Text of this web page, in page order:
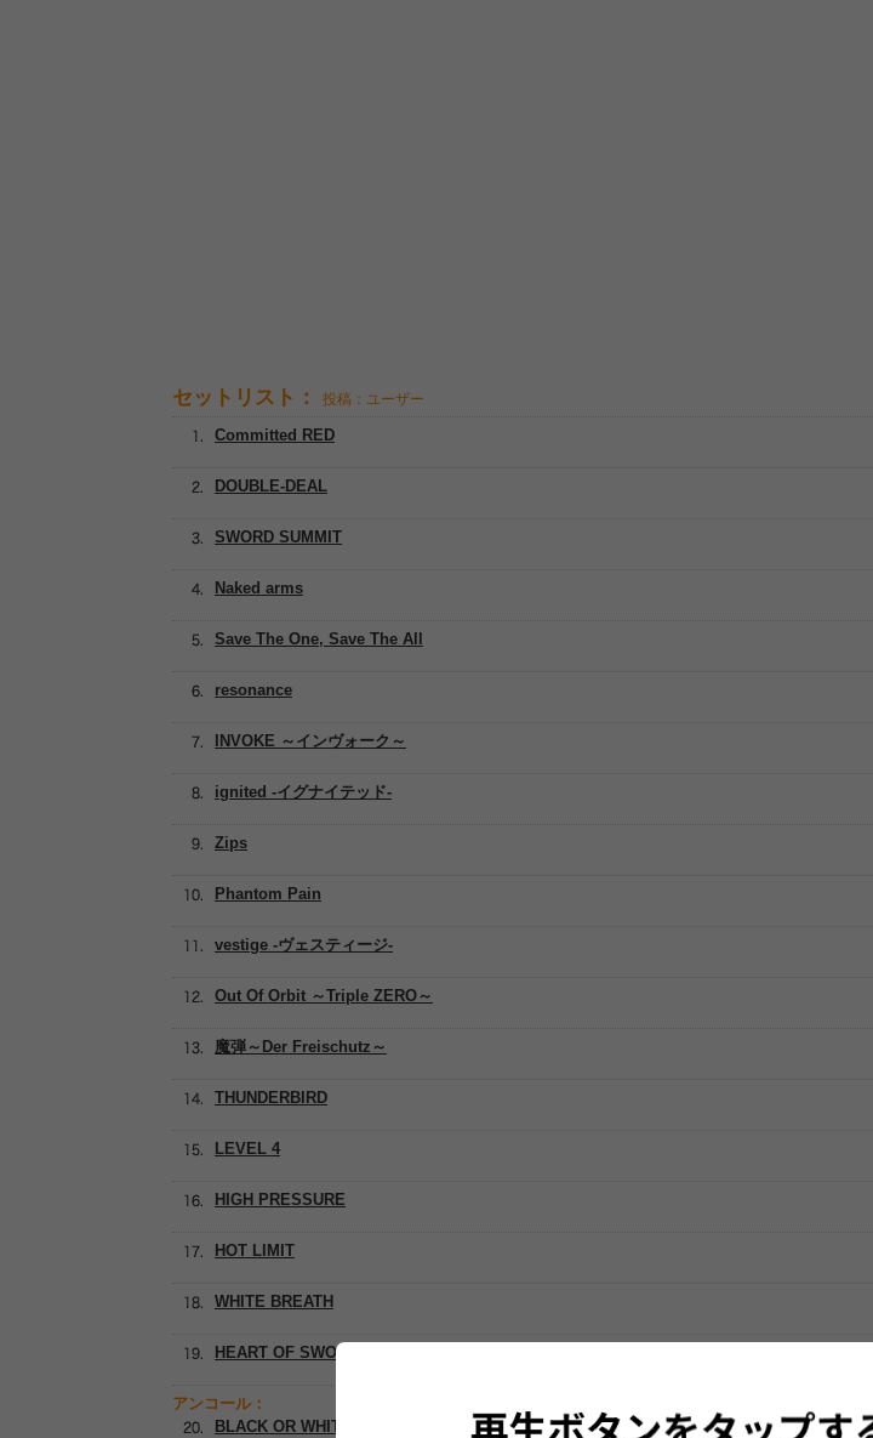
セットリスト： 投稿：ユーザー
resonance
Zips
Naked arms
SWORD SUMMIT
Save The One, Save The All
Committed RED
INVOKE ～インヴォーク～
ignited -イグナイテッド-
DOUBLE-DEAL
Phantom Pain
vestige -ヴェスティージ-
Out Of Orbit ～Triple ZERO～
魔弾～Der Freischutz～
THUNDERBIRD
LEVEL 4
HIGH PRESSURE
HOT LIMIT
WHITE BREATH
HEART OF SWORD ～夜明け前～
アンコール：
BLACK OR WHITE ?